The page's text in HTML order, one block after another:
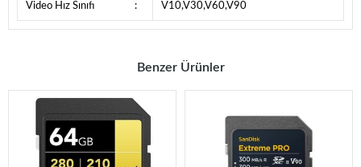
Video Hız Sınıfı : V10,V30,V60,V90
Benzer Ürünler